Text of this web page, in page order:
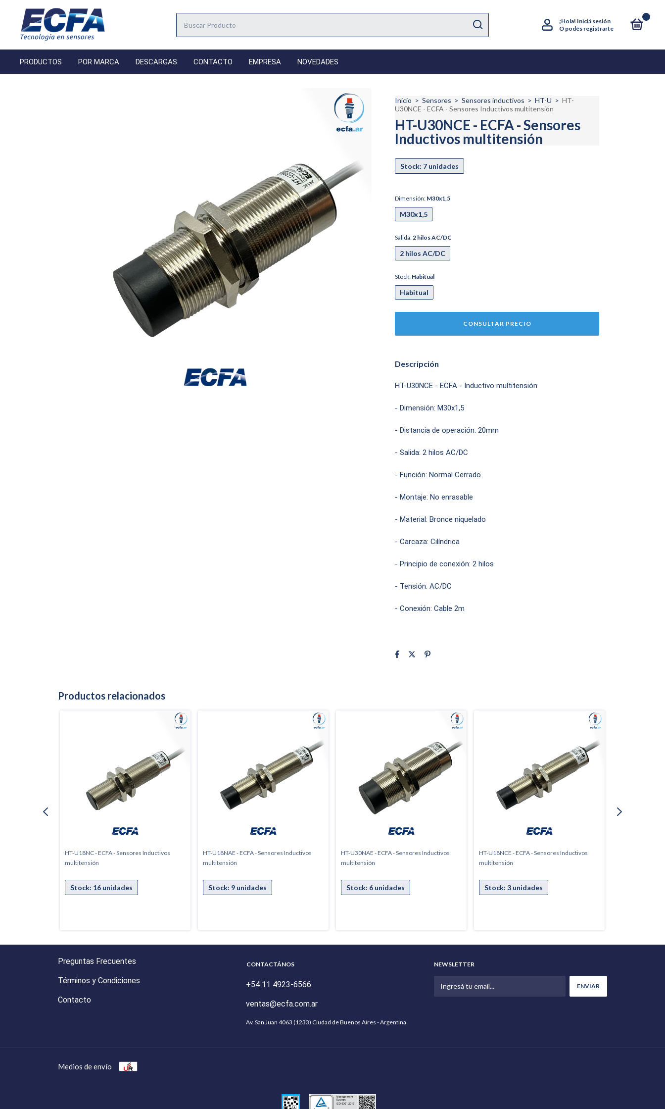
¡Hola! Iniciá sesión
O podés registrarte
PRODUCTOS POR MARCA DESCARGAS CONTACTO EMPRESA NOVEDADES
Inicio > Sensores > Sensores inductivos > HT-U > HT-
U30NCE - ECFA - Sensores Inductivos multitensión
HT-U30NCE - ECFA - Sensores
Inductivos multitensión
Dimensión: M30x1,5
M30x1,5
Salida:2 hilos AC/DC
2 hilos AC/DC
Stock: Habitual
Habitual
Descripción
HT-U30NCE - ECFA - Inductivo multitensión
- Dimensión: M30x1,5
- Distancia de operación: 20mm
- Salida: 2 hilos AC/DC
- Función: Normal Cerrado
- Montaje: No enrasable
- Material: Bronce niquelado
- Carcaza: Cilíndrica
- Principio de conexión: 2 hilos
- Tensión: AC/DC
- Conexión: Cable 2m
Productos relacionados
HT-U18NC - ECFA - Sensores Inductivos
multitensión
HT-U18NAE - ECFA - Sensores Inductivos
multitensión
HT-U30NAE - ECFA - Sensores Inductivos
multitensión
HT-U18NCE - ECFA - Sensores Inductivos
multitensión
Preguntas Frecuentes
Términos y Condiciones
Contacto
CONTACTÁNOS
+54 11 4923-6566
ventas@ecfa.com.ar
Av. San Juan 4063 (1233) Ciudad de Buenos Aires - Argentina
NEWSLETTER
Medios de envío